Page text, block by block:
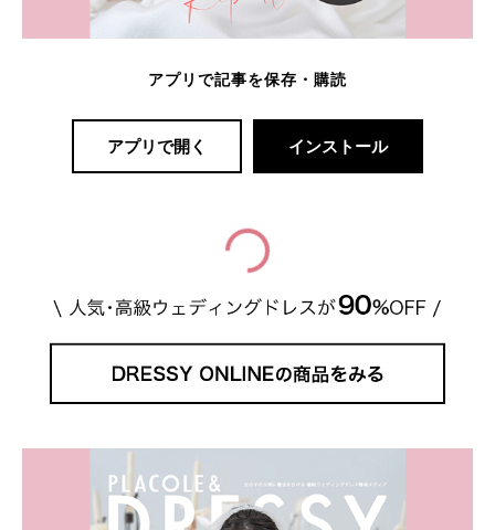
アプリで記事を保存・購読
アプリで開く インストール